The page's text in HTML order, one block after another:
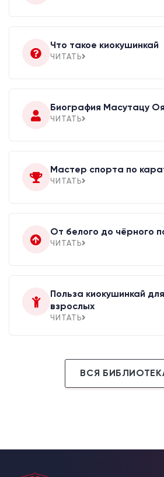
Что такое киокушинкай
ЧИТАТЬ
Биография Масутацу
ЧИТАТЬ
Мастер спорта по
ЧИТАТЬ
От белого до чёрного
ЧИТАТЬ
Польза киокушинкай
взрослых
ЧИТАТЬ
ВСЯ